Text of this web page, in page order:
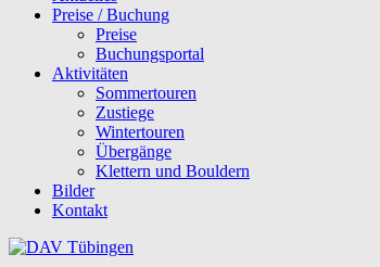
Preise / Buchung
Preise
Buchungsportal
Aktivitäten
Sommertouren
Zustiege
Wintertouren
Übergänge
Klettern und Bouldern
Bilder
Kontakt